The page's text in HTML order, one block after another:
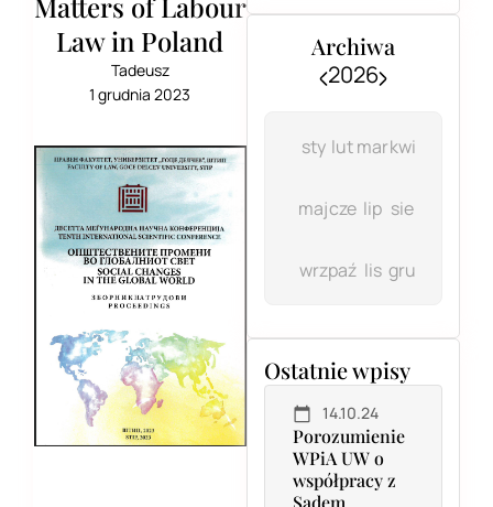
Law in Poland
Tadeusz
1 grudnia 2023
Archiwa
2026
sty lutmarkwi
majcze lip sie
wrzpaź lis gru
Ostatnie wpisy
14.10.24
Porozumienie
WPiA UW o
współpracy z
Sądem